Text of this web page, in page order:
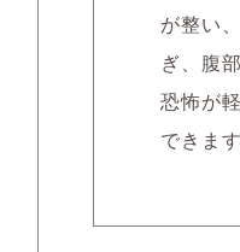
が整い
ぎ、腹
恐怖が
できます